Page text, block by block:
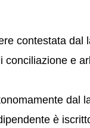
contestata dal
e
dal
è